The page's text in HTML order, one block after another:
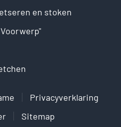
en stoken
Privacyverklaring
Sitemap